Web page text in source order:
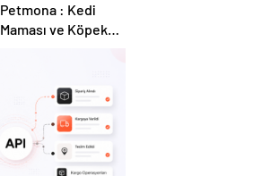
Petmona : Kedi
Maması ve Köpek